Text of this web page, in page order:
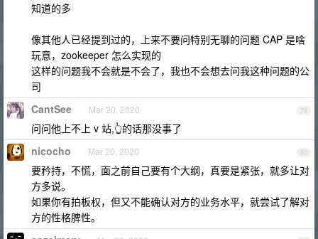
知道的多
像其他人已经提到过的，上来不要问特别无聊的问题 CAP 是啥
玩意，zookeeper 怎么实现的
这样的问题我不会就是不会了，我也不会想去问我这种问题的公
司
79
CantSee Mar 20, 2020
问问他上不上 v 站,👆的话那没事了
80
nicocho Mar 20, 2020
要矜持，不慌，面之前自己要有个大纲，真要是紧张，就多让对
方多说。
如果你有拍板权，但又不能确认对方的业务水平，就尝试了解对
方的性格脾性。